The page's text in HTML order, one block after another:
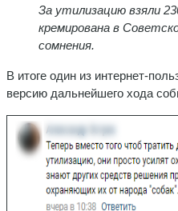
За утилизацию взяли
кремирована в
сомнения.
В итоге один из интернет-
версию дальнейшего хода